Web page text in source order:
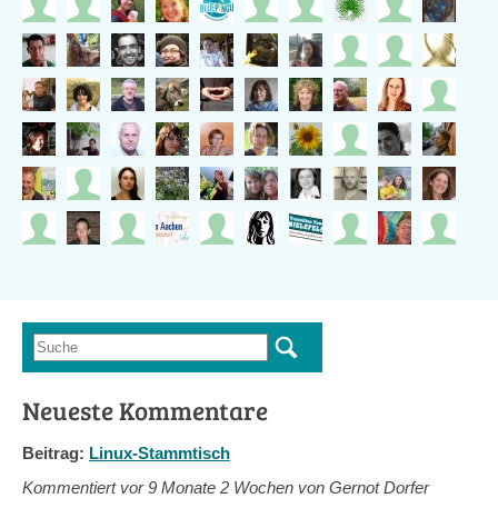
Suchformular
Suche
Neueste Kommentare
Beitrag: Linux-Stammtisch
Kommentiert vor9 Monate 2 Wochen von Gernot Dorfer